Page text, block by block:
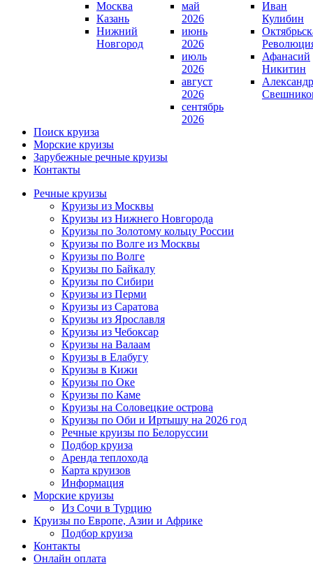
Москва
Казань
Нижний
Новгород
май
2026
июнь
2026
июль
2026
август
2026
сентябрь
2026
Иван
Кулибин
Афанасий
Никитин
Александр
Поиск круиза
Морские круизы
Зарубежные речные круизы
Контакты
Речные круизы
Круизы из Москвы
Круизы из Нижнего Новгорода
Круизы по Золотому кольцу России
Круизы по Волге из Москвы
Круизы по Волге
Круизы по Байкалу
Круизы по Сибири
Круизы из Перми
Круизы из Саратова
Круизы из Ярославля
Круизы из Чебоксар
Круизы на Валаам
Круизы в Елабугу
Круизы в Кижи
Круизы по Оке
Круизы по Каме
Круизы на Соловецкие острова
Круизы по Оби и Иртышу на 2026 год
Речные круизы по Белоруссии
Подбор круиза
Аренда теплохода
Карта круизов
Информация
Морские круизы
Из Сочи в Турцию
Круизы по Европе, Азии и Африке
Подбор круиза
Контакты
Онлайн оплата